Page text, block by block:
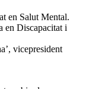
en Salut Mental.
en Discapacitat i
vicepresident